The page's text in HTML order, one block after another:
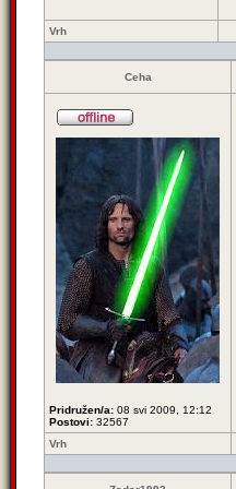
Vrh
Ceha
Pridružen/a: 08 svi 2009, 12:12
Postovi: 32567
Vrh